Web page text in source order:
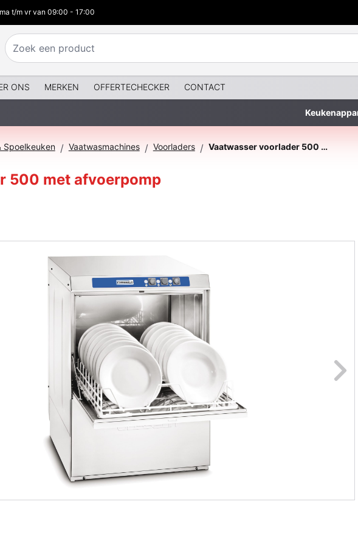
t/m vr van 09:00 - 17:00
ONS MERKEN OFFERTECHECKER CONTACT
Spoelkeuken / Vaatwasmachines / Voorladers / Vaatwasser voorlader 500 met afvoerpomp
500 met afvoerpomp
vorige foto